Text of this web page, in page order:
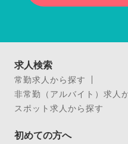
求人検索
常勤求人から探す
非常勤（アルバイト）求人
スポット求人から探す
初めての方へ